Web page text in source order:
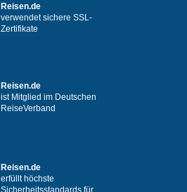
Reisen.de
verwendet sichere SSL-
Zertifikate
Reisen.de
ist Mitglied im Deutschen
ReiseVerband
Reisen.de
erfüllt höchste
Sicherheitsstandards für